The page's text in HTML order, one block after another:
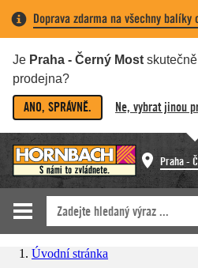
Doprava zdarma na všechny balíky
Je Praha - Černý Most
prodejna?
ANO, SPRÁVNĚ. Ne, vybrat jinou
Praha -
Úvodní stránka